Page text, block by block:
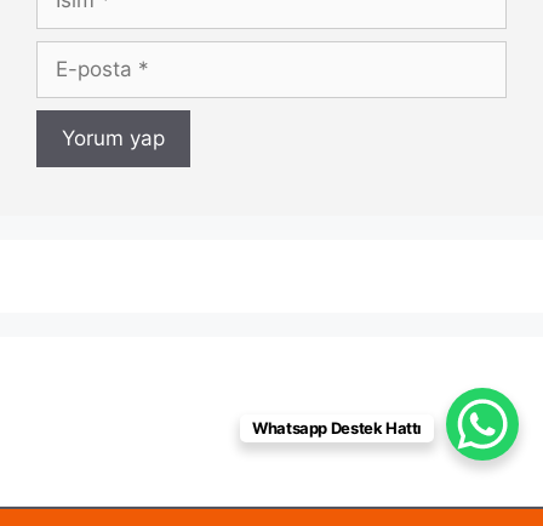
posta
Whatsapp Destek Hattı